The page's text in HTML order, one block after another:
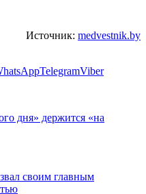
Источник: medvestnik.by
TelegramViber
дня» держится «на
своим главным